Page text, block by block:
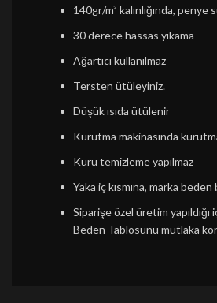
140gr/m² kalınlığında,
30 derece hassas yıkama
Ağartıcı kullanılmaz
Tersten ütüleyiniz.
Düşük ısıda ütülenir
Kurutma makinasında
Kuru temizleme yapılmaz
Yaka iç kısmına, marka
Siparişe özel üretim
Beden Tablosunu mutlaka